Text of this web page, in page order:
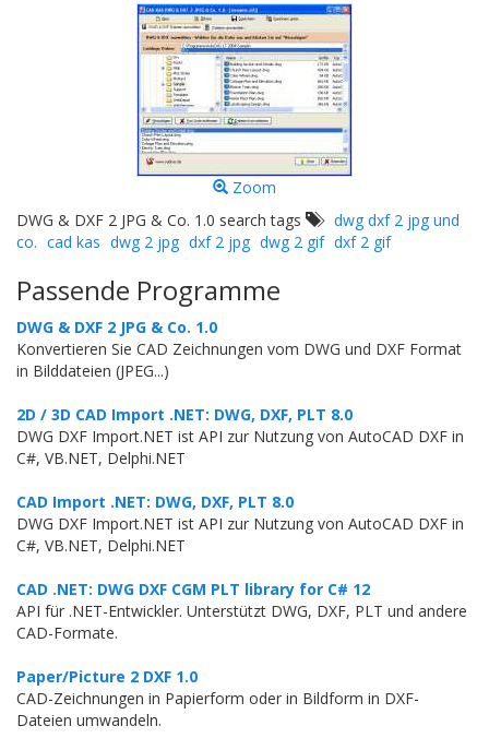
Zoom
DWG & DXF 2 JPG & Co. 1.0 search tags
dwg dxf 2 jpg und
co. cad kas dwg 2 jpg dxf 2 jpg dwg 2 gif dxf 2 gif
Passende Programme
DWG & DXF 2 JPG & Co. 1.0
Konvertieren Sie CAD Zeichnungen vom DWG und DXF Format
in Bilddateien (JPEG...)
2D / 3D CAD Import .NET: DWG, DXF, PLT 8.0
DWG DXF Import.NET ist API zur Nutzung von AutoCAD DXF in
C#, VB.NET, Delphi.NET
CAD Import .NET: DWG, DXF, PLT 8.0
DWG DXF Import.NET ist API zur Nutzung von AutoCAD DXF in
C#, VB.NET, Delphi.NET
CAD .NET: DWG DXF CGM PLT library for C# 12
API für .NET-Entwickler. Unterstützt DWG, DXF, PLT und andere
CAD-Formate.
Paper/Picture 2 DXF 1.0
CAD-Zeichnungen in Papierform oder in Bildform in DXF-
Dateien umwandeln.